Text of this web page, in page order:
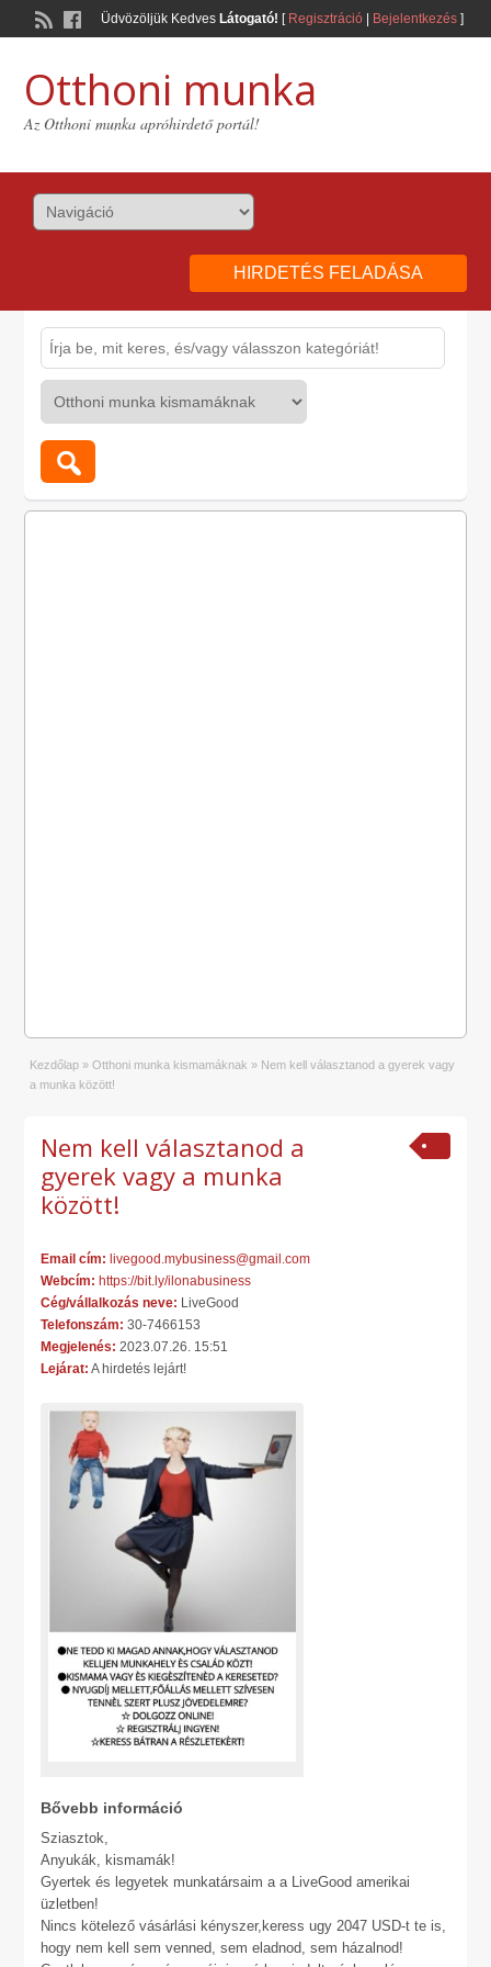
Üdvözöljük Kedves Látogató! [ Regisztráció| Bejelentkezés]
Otthoni munka
Az Otthoni munka apróhirdető portál!
HIRDETÉS FELADÁSA
Kezdőlap » Otthoni munka kismamáknak » Nem kell választanod a gyerek vagy
a munka között!
Nem kell választanod a
gyerek vagy a munka
között!
Email cím: livegood.mybusiness@gmail.com
Webcím: https://bit.ly/ilonabusiness
Cég/vállalkozás neve: LiveGood
Telefonszám: 30-7466153
Megjelenés: 2023.07.26. 15:51
Lejárat: A hirdetés lejárt!
Bővebb információ
Sziasztok,
Anyukák, kismamák!
Gyertek és legyetek munkatársaim a a LiveGood amerikai
üzletben!
Nincs kötelező vásárlási kényszer,keress ugy 2047 USD-t te is,
hogy nem kell sem venned, sem eladnod, sem házalnod!